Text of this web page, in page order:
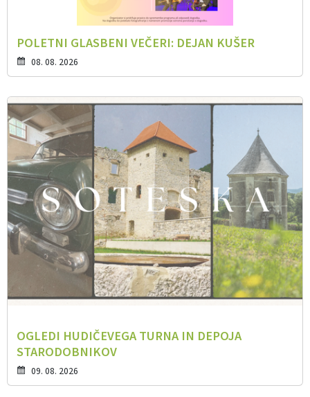
POLETNI GLASBENI VEČERI: DEJAN KUŠER
08. 08. 2026
OGLEDI HUDIČEVEGA TURNA IN DEPOJA
STARODOBNIKOV
09. 08. 2026